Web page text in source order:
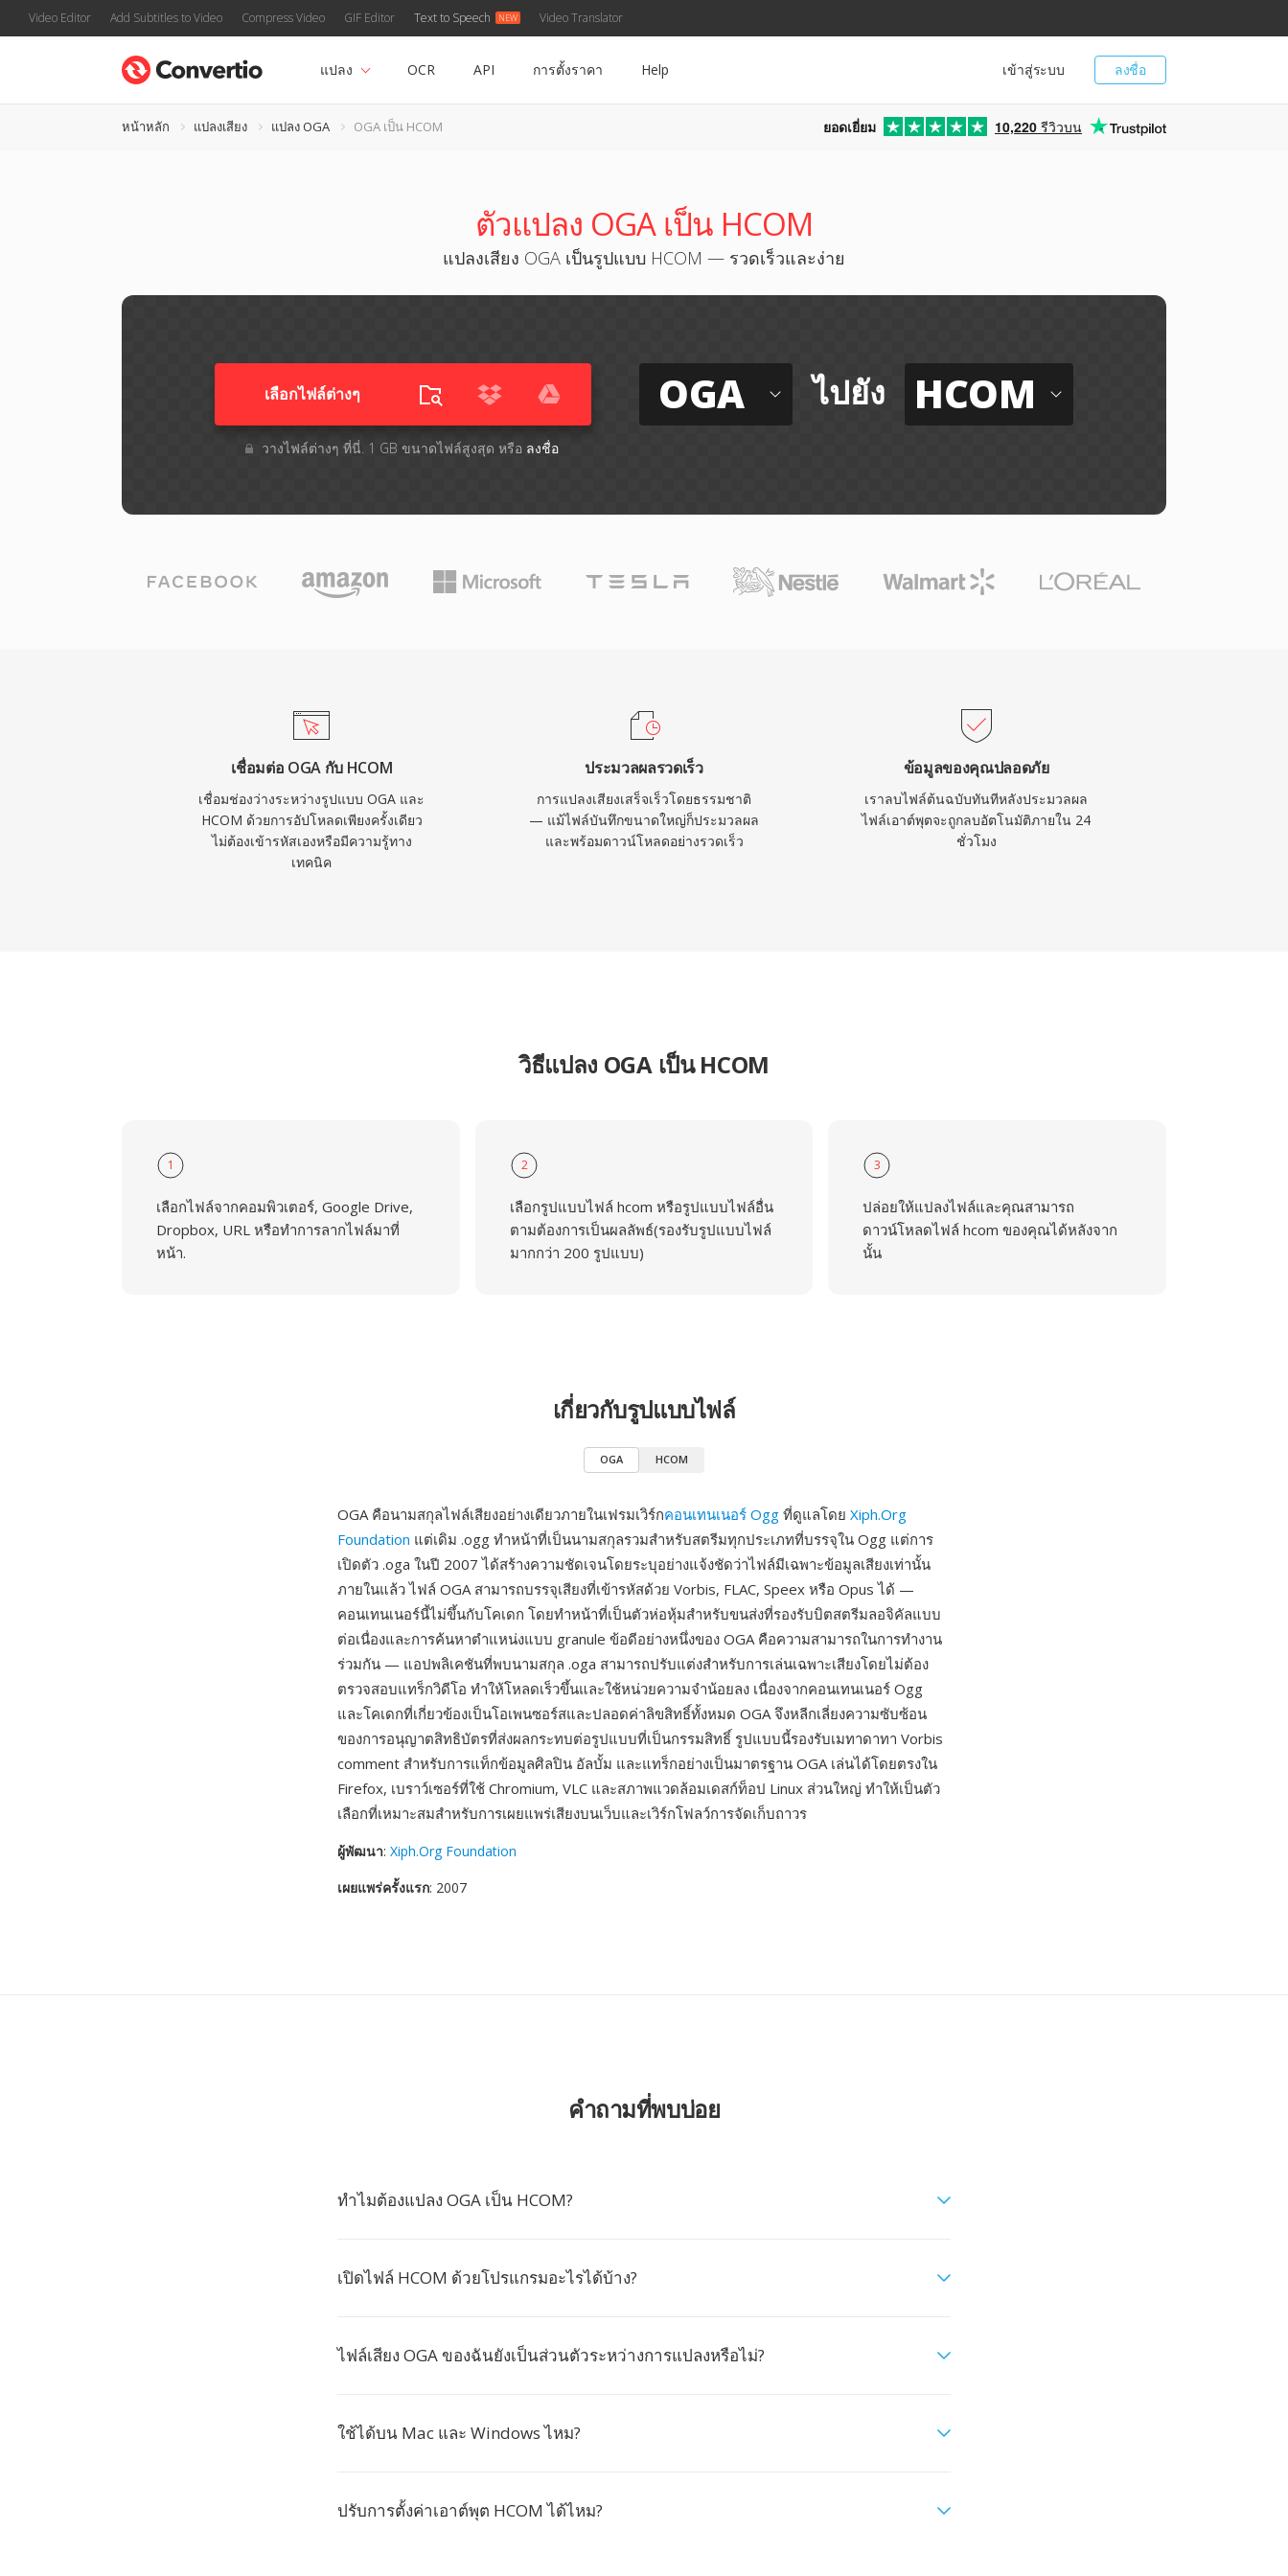
Video Editor Add Subtitles to Video Compress Video GIF Editor Text to Speech Video Translator
ลงชื่อ
เข้าสู่ระบบ
แปลง OCR API การตั้งราคา Help
หน้าหลัก แปลงเสียง แปลง OGA OGA เป็น HCOM ยอดเยี่ยม 10,220 รีวิวบน
ตัวแปลง OGA เป็น HCOM
แปลงเสียง OGA เป็นรูปแบบ HCOM — รวดเร็วและง่าย
เลือกไฟล์ต่างๆ​
วางไฟล์ต่างๆ​ ที่นี่. 1 GB ขนาดไฟล์สูงสุด หรือ ลงชื่อ
OGA ไปยัง HCOM
เชื่อมต่อ OGA กับ HCOM
เชื่อมช่องว่างระหว่างรูปแบบ OGA และ
HCOM ด้วยการอัปโหลดเพียงครั้งเดียว
ไม่ต้องเข้ารหัสเองหรือมีความรู้ทาง
เทคนิค
ประมวลผลรวดเร็ว
การแปลงเสียงเสร็จเร็วโดยธรรมชาติ
— แม้ไฟล์บันทึกขนาดใหญ่ก็ประมวลผล
และพร้อมดาวน์โหลดอย่างรวดเร็ว
ข้อมูลของคุณปลอดภัย
เราลบไฟล์ต้นฉบับทันทีหลังประมวลผล
ไฟล์เอาต์พุตจะถูกลบอัตโนมัติภายใน 24
ชั่วโมง
วิธีแปลง OGA เป็น HCOM
1
เลือกไฟล์จากคอมพิวเตอร์, Google Drive,
Dropbox, URL หรือทำการลากไฟล์มาที่
หน้า.
2
เลือกรูปแบบไฟล์ hcom หรือรูปแบบไฟล์อื่น
ตามต้องการเป็นผลลัพธ์(รองรับรูปแบบไฟล์
มากกว่า 200 รูปแบบ)
3
ปล่อยให้แปลงไฟล์และคุณสามารถ
ดาวน์โหลดไฟล์ hcom ของคุณได้หลังจาก
นั้น
เกี่ยวกับรูปแบบไฟล์
OGA HCOM
OGA คือนามสกุลไฟล์เสียงอย่างเดียวภายในเฟรมเวิร์กคอนเทนเนอร์ Ogg ที่ดูแลโดย Xiph.Org
Foundation แต่เดิม .ogg ทำหน้าที่เป็นนามสกุลรวมสำหรับสตรีมทุกประเภทที่บรรจุใน Ogg แต่การ
เปิดตัว .oga ในปี 2007 ได้สร้างความชัดเจนโดยระบุอย่างแจ้งชัดว่าไฟล์มีเฉพาะข้อมูลเสียงเท่านั้น
ภายในแล้ว ไฟล์ OGA สามารถบรรจุเสียงที่เข้ารหัสด้วย Vorbis, FLAC, Speex หรือ Opus ได้ —
คอนเทนเนอร์นี้ไม่ขึ้นกับโคเดก โดยทำหน้าที่เป็นตัวห่อหุ้มสำหรับขนส่งที่รองรับบิตสตรีมลอจิคัลแบบ
ต่อเนื่องและการค้นหาตำแหน่งแบบ granule ข้อดีอย่างหนึ่งของ OGA คือความสามารถในการทำงาน
ร่วมกัน — แอปพลิเคชันที่พบนามสกุล .oga สามารถปรับแต่งสำหรับการเล่นเฉพาะเสียงโดยไม่ต้อง
ตรวจสอบแทร็กวิดีโอ ทำให้โหลดเร็วขึ้นและใช้หน่วยความจำน้อยลง เนื่องจากคอนเทนเนอร์ Ogg
และโคเดกที่เกี่ยวข้องเป็นโอเพนซอร์สและปลอดค่าลิขสิทธิ์ทั้งหมด OGA จึงหลีกเลี่ยงความซับซ้อน
ของการอนุญาตสิทธิบัตรที่ส่งผลกระทบต่อรูปแบบที่เป็นกรรมสิทธิ์ รูปแบบนี้รองรับเมทาดาทา Vorbis
comment สำหรับการแท็กข้อมูลศิลปิน อัลบั้ม และแทร็กอย่างเป็นมาตรฐาน OGA เล่นได้โดยตรงใน
Firefox, เบราว์เซอร์ที่ใช้ Chromium, VLC และสภาพแวดล้อมเดสก์ท็อป Linux ส่วนใหญ่ ทำให้เป็นตัว
เลือกที่เหมาะสมสำหรับการเผยแพร่เสียงบนเว็บและเวิร์กโฟลว์การจัดเก็บถาวร
ผู้พัฒนา: Xiph.Org Foundation
เผยแพร่ครั้งแรก: 2007
คำถามที่พบบ่อย
ทำไมต้องแปลง OGA เป็น HCOM?
เปิดไฟล์ HCOM ด้วยโปรแกรมอะไรได้บ้าง?
ไฟล์เสียง OGA ของฉันยังเป็นส่วนตัวระหว่างการแปลงหรือไม่?
ใช้ได้บน Mac และ Windows ไหม?
ปรับการตั้งค่าเอาต์พุต HCOM ได้ไหม?